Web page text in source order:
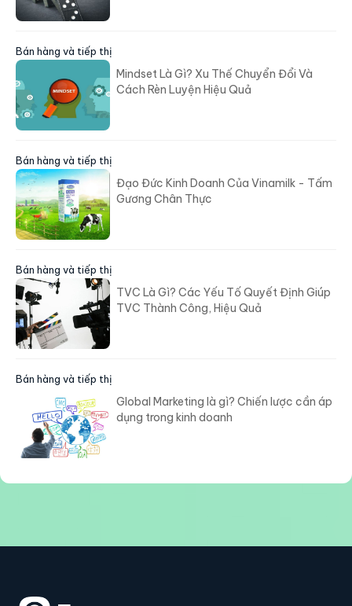
Bán hàng và tiếp thị
Mindset Là Gì? Xu Thế Chuyển Đổi Và
Cách Rèn Luyện Hiệu Quả
Bán hàng và tiếp thị
Đạo Đức Kinh Doanh Của Vinamilk - Tấm
Gương Chân Thực
Bán hàng và tiếp thị
TVC Là Gì? Các Yếu Tố Quyết Định Giúp
TVC Thành Công, Hiệu Quả
Bán hàng và tiếp thị
Global Marketing là gì? Chiến lược cần áp
dụng trong kinh doanh